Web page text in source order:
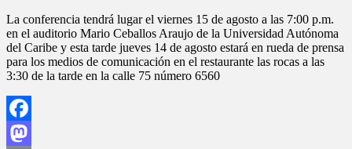
La conferencia tendrá lugar el viernes 15 de agosto a las 7:00 p.m.
en el auditorio Mario Ceballos Araujo de la Universidad Autónoma
del Caribe y esta tarde jueves 14 de agosto estará en rueda de prensa
para los medios de comunicación en el restaurante las rocas a las
3:30 de la tarde en la calle 75 número 6560
Facebook